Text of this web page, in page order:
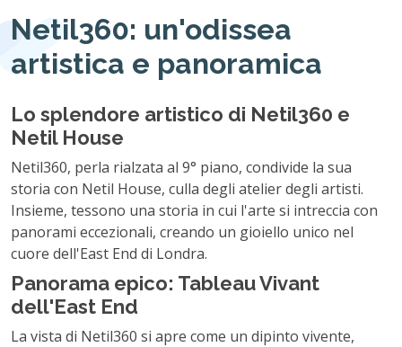
Netil360: un'odissea
artistica e panoramica
Lo splendore artistico di Netil360 e
Netil House
Netil360, perla rialzata al 9° piano, condivide la sua
storia con Netil House, culla degli atelier degli artisti.
Insieme, tessono una storia in cui l'arte si intreccia con
panorami eccezionali, creando un gioiello unico nel
cuore dell'East End di Londra.
Panorama epico: Tableau Vivant
dell'East End
La vista di Netil360 si apre come un dipinto vivente,